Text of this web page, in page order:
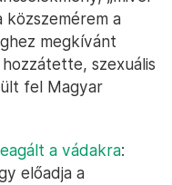
közszemérem a
megkívánt
szexuális
fel Magyar
a vádakra:
előadja a